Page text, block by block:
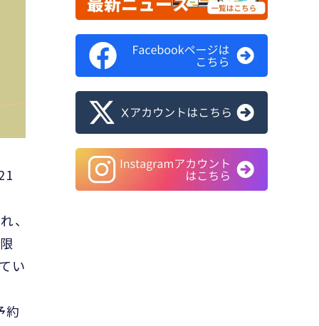
、
い
約